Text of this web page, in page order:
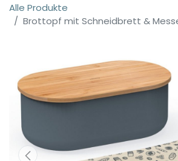
Alle Produkte
Brottopf mit Schneidbrett &